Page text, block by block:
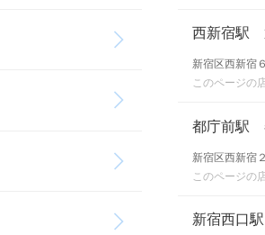
西新宿駅
新宿区西新宿
このページの
都庁前駅
新宿区西新宿
このページの
新宿西口駅